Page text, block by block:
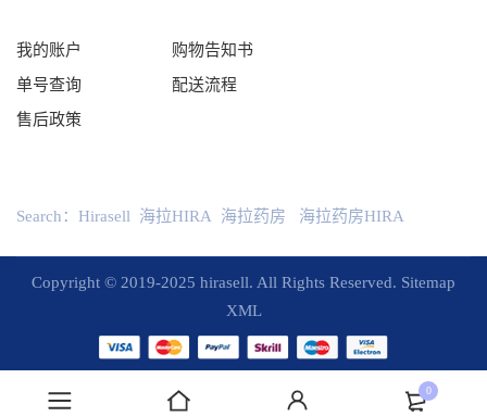
0
我的账户
单号查询
售后政策
购物告知书
配送流程
Search： Hirasell 海拉HIRA 海拉药房 海拉药房HIRA
Copyright © 2019-2025 hirasell. All Rights Reserved. Sitemap
XML